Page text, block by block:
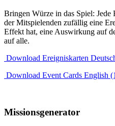
Bringen Würze in das Spiel: Jede
der Mitspielenden zufällig eine
Effekt hat, eine Auswirkung auf
auf alle.
Download Ereigniskarten
Download Event Cards English
Missionsgenerator